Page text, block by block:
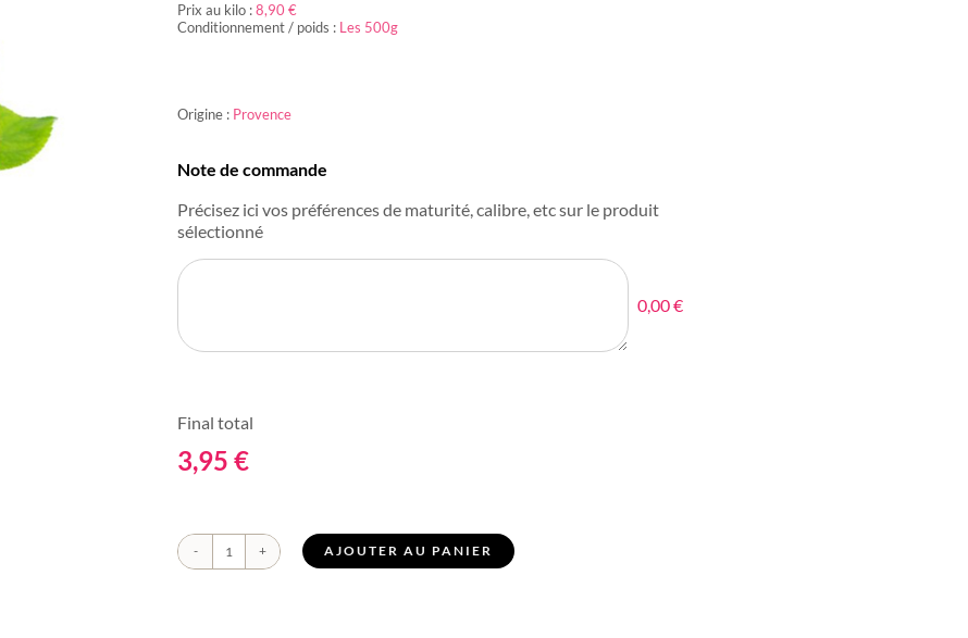
Prix au kilo :8,90 €
Conditionnement / poids : Les 500g
Origine : Provence
Note de commande
Précisez ici vos préférences de maturité, calibre, etc sur le produit
sélectionné
0,00 €
Final total
3,95 €
quantité
AJOUTER AU PANIER